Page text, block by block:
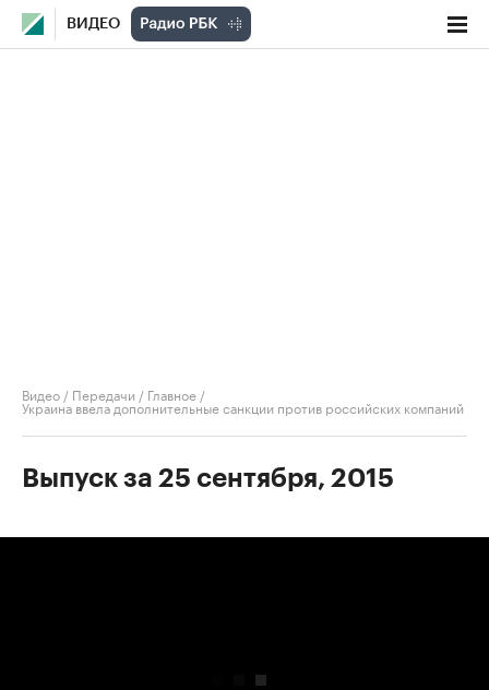
ВИДЕО
Видео / Передачи / Главное /
Украина ввела дополнительные санкции против российских компаний
Выпуск за 25 сентября, 2015